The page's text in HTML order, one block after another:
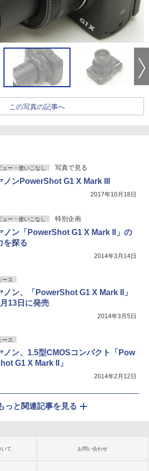
この写真の記事へ
ュー・使いこなし 写真で見る
ノンPowerShot G1 X Mark III
2017年10月18日
ュー・使いこなし 特別企画
ノン「PowerShot G1 X Mark II」の
を探る
2014年3月14日
ース
ノン、「PowerShot G1 X Mark II」
13日に発売
2014年3月5日
ース
ノン、1.5型CMOSコンパクト「Pow
G1 X Mark II」
2014年2月12日
っと関連記事を見る
いて お問い合わせ